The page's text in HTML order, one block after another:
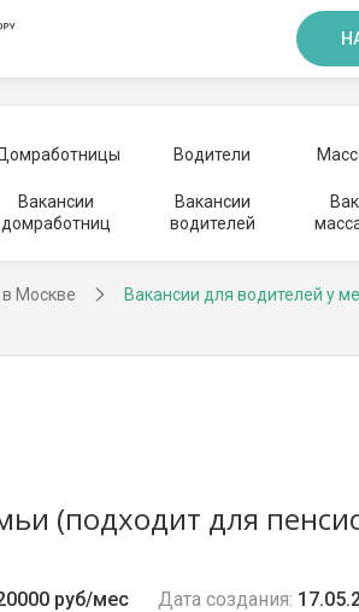
Водители
Вакансии
домработниц
Вакансии
водителей
в Москве
Вакансии для водителей у
(подходит для
руб/мес Дата создания: